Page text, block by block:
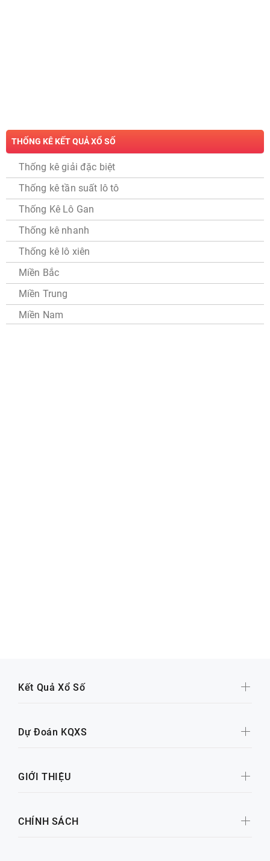
THỐNG KÊ KẾT QUẢ XỔ SỐ
Thống kê giải đặc biệt
Thống kê tần suất lô tô
Thống Kê Lô Gan
Thống kê nhanh
Thống kê lô xiên
Miền Bắc
Miền Trung
Miền Nam
Kết Quả Xổ Số
Dự Đoán KQXS
GIỚI THIỆU
CHÍNH SÁCH